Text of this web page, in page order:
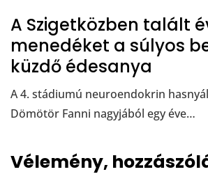
A Szigetközben talált
menedéket a súlyos
küzdő édesanya
A 4. stádiumú neuroendokrin
Dömötör Fanni nagyjából egy éve…
Vélemény,